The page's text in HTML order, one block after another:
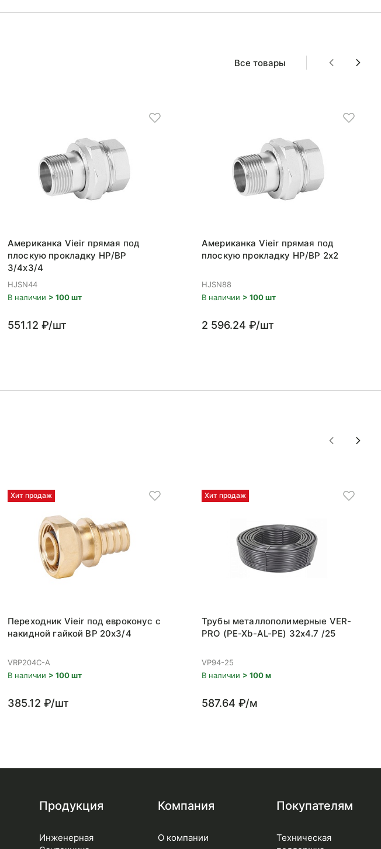
Все товары
Американка Vieir прямая под
плоскую прокладку НР/ВР
3/4x3/4
HJSN44
В наличии > 100 шт
551.12 ₽/шт
Американка Vieir прямая под
плоскую прокладку НР/ВР 2x2
HJSN88
В наличии > 100 шт
2 596.24 ₽/шт
Хит продаж
Переходник Vieir под евроконус с
накидной гайкой ВР 20x3/4
VRP204C-A
В наличии > 100 шт
385.12 ₽/шт
Хит продаж
Трубы металлополимерные VER-
PRO (PE-Xb-AL-PE) 32x4.7 /25
VP94-25
В наличии > 100 м
587.64 ₽/м
Продукция
Инженерная
Компания
О компании
Покупателям
Техническая